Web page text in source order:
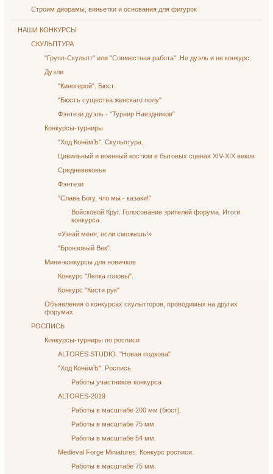
Строим диорамы, виньетки и основания для фигурок
НАШИ КОНКУРСЫ
СКУЛЬПТУРА
"Групп-Скульпт" или "Совместная работа". Не дуэль и не конкурс.
Дуэли
"Киногерой". Бюст.
"Бюстъ существа женскаго полу"
Фэнтези дуэль - "Турнир Наездников"
Конкурсы-турниры
"Ход КонёмЪ". Скульптура.
Цивильный и военный костюм в бытовых сценах XIV-XIX веков
Средневековье
Фэнтези
"Слава Богу, что мы - казаки!"
Войсковой Круг. Голосование зрителей форума. Итоги
конкурса.
«Узнай меня, если сможешь!»
"Бронзовый Век".
Мини-конкурсы для новичков
Конкурс "Лепка головы".
Конкурс "Кисти рук"
Объявления о конкурсах скульпторов, проводимых на других
форумах.
РОСПИСЬ
Конкурсы-турниры по росписи
ALTORES STUDIO. "Новая подкова"
"Ход КонёмЪ". Роспись.
Работы участников конкурса
ALTORES-2019
Работы в масштабе 200 мм (бюст).
Работы в масштабе 75 мм.
Работы в масштабе 54 мм.
Medieval Forge Miniatures. Конкурс росписи.
Работы в масштабе 75 мм.